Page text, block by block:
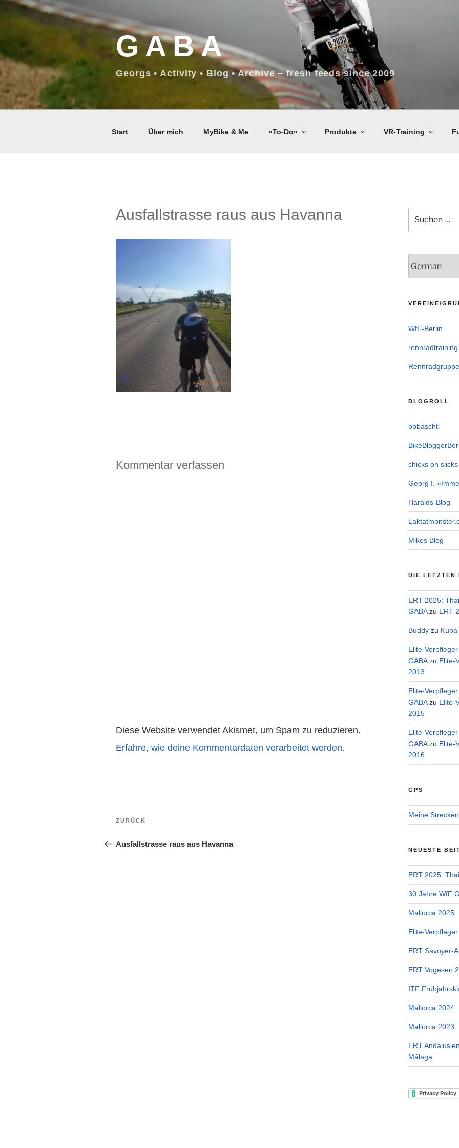
GABA
Georgs • Activity • Blog • Archive – fresh feeds since 2009
Start Über mich MyBike & Me »To-Do« Produkte VR-Training
Ausfallstrasse raus aus Havanna
Kommentar verfassen
Diese Website verwendet Akismet, um Spam zu reduzieren.
Erfahre, wie deine Kommentardaten verarbeitet werden.
Vorheriger
ZURÜCK
Ausfallstrasse raus aus Havanna
nach:
VEREINE/
WfF-Berlin
Rennradgruppe
BLOGROLL
bbbaschtl
chicks on slicks
Georg I.
Haralds-Blog
Mikes Blog
DIE LETZTEN
ERT 2025:
GABAzu ERT
Buddyzu
Elite-
GABAzu Elite-
2013
Elite-
GABAzu Elite-
2015
Elite-
GABAzu Elite-
2016
GPS
Meine Strecken
NEUESTE
ERT 2025:
30 Jahre WfF
Mallorca 2025
Elite-
ERT Savoyer-
ERT Vogesen
ITF
Mallorca 2024
Mallorca 2023
ERT
Málaga